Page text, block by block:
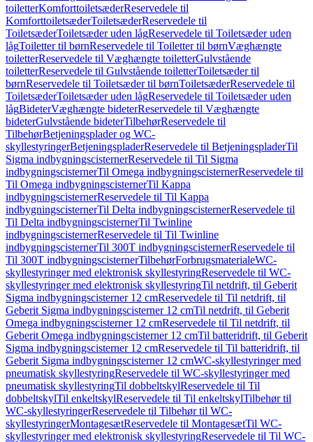
toiletterKomforttoiletsæderReservedele til
KomforttoiletsæderToiletsæderReservedele til
ToiletsæderToiletsæder uden lågReservedele til Toiletsæder uden
lågToiletter til børnReservedele til Toiletter til børnVæghængte
toiletterReservedele til Væghængte toiletterGulvstående
toiletterReservedele til Gulvstående toiletterToiletsæder til
børnReservedele til Toiletsæder til børnToiletsæderReservedele til
ToiletsæderToiletsæder uden lågReservedele til Toiletsæder uden
lågBideterVæghængte bideterReservedele til Væghængte
bideterGulvstående bideterTilbehørReservedele til
TilbehørBetjeningsplader og WC-
skyllestyringerBetjeningspladerReservedele til BetjeningspladerTil
Sigma indbygningscisternerReservedele til Til Sigma
indbygningscisternerTil Omega indbygningscisternerReservedele til
Til Omega indbygningscisternerTil Kappa
indbygningscisternerReservedele til Til Kappa
indbygningscisternerTil Delta indbygningscisternerReservedele til
Til Delta indbygningscisternerTil Twinline
indbygningscisternerReservedele til Til Twinline
indbygningscisternerTil 300T indbygningscisternerReservedele til
Til 300T indbygningscisternerTilbehørForbrugsmaterialeWC-
skyllestyringer med elektronisk skyllestyringReservedele til WC-
skyllestyringer med elektronisk skyllestyringTil netdrift, til Geberit
Sigma indbygningscisterner 12 cmReservedele til Til netdrift, til
Geberit Sigma indbygningscisterner 12 cmTil netdrift, til Geberit
Omega indbygningscisterner 12 cmReservedele til Til netdrift, til
Geberit Omega indbygningscisterner 12 cmTil batteridrift, til Geberit
Sigma indbygningscisterner 12 cmReservedele til Til batteridrift, til
Geberit Sigma indbygningscisterner 12 cmWC-skyllestyringer med
pneumatisk skyllestyringReservedele til WC-skyllestyringer med
pneumatisk skyllestyringTil dobbeltskylReservedele til Til
dobbeltskylTil enkeltskylReservedele til Til enkeltskylTilbehør til
WC-skyllestyringerReservedele til Tilbehør til WC-
skyllestyringerMontagesætReservedele til MontagesætTil WC-
skyllestyringer med elektronisk skyllestyringReservedele til Til WC-